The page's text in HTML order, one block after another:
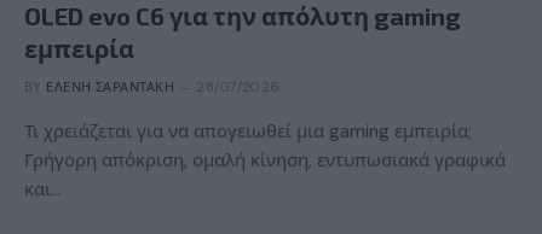
OLED evo C6 για την απόλυτη gaming
εμπειρία
BY ΕΛΈΝΗ ΣΑΡΑΝΤΆΚΗ 28/07/2026
Τι χρειάζεται για να απογειωθεί μια gaming εμπειρία;
Γρήγορη απόκριση, ομαλή κίνηση, εντυπωσιακά γραφικά
και…